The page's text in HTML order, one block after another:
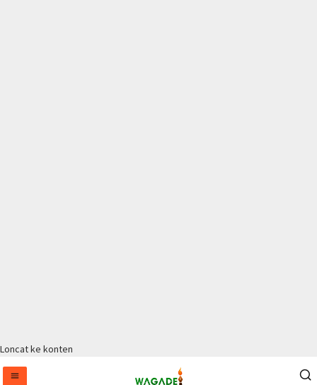
Loncat ke konten